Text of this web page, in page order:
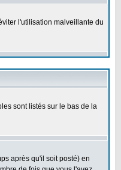
l'utilisation malveillante du
sont listés sur le bas de la
après qu'il soit posté) en